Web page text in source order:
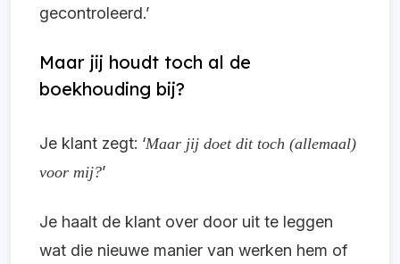
gecontroleerd.’
Maar jij houdt toch al de
boekhouding bij?
Je klant zegt: ‘Maar jij doet dit toch (allemaal)
voor mij?’
Je haalt de klant over door uit te leggen
wat die nieuwe manier van werken hem of